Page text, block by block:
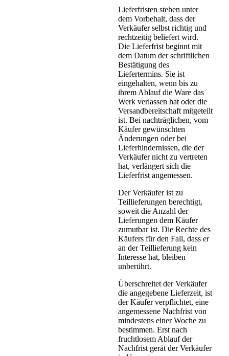
Lieferfristen stehen unter
dem Vorbehalt, dass der
Verkäufer selbst richtig und
rechtzeitig beliefert wird.
Die Lieferfrist beginnt mit
dem Datum der schriftlichen
Bestätigung des
Liefertermins. Sie ist
eingehalten, wenn bis zu
ihrem Ablauf die Ware das
Werk verlassen hat oder die
Versandbereitschaft mitgeteilt
ist. Bei nachträglichen, vom
Käufer gewünschten
Änderungen oder bei
Lieferhindernissen, die der
Verkäufer nicht zu vertreten
hat, verlängert sich die
Lieferfrist angemessen.
Der Verkäufer ist zu
Teillieferungen berechtigt,
soweit die Anzahl der
Lieferungen dem Käufer
zumutbar ist. Die Rechte des
Käufers für den Fall, dass er
an der Teillieferung kein
Interesse hat, bleiben
unberührt.
Überschreitet der Verkäufer
die angegebene Lieferzeit, ist
der Käufer verpflichtet, eine
angemessene Nachfrist von
mindestens einer Woche zu
bestimmen. Erst nach
fruchtlosem Ablauf der
Nachfrist gerät der Verkäufer